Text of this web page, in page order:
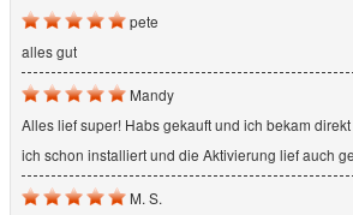
pete
alles gut
Mandy
Alles lief super! Habs gekauft und ich bekam
ich schon installiert und die Aktivierung lief auch
M. S.